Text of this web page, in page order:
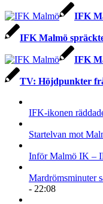
IFK
IFK Malmö
IFK
TV: Höjdpunkter
IFK-ikonen
Startelvan mot
Inför Malmö IK –
Mardrömsminuter
- 22:08